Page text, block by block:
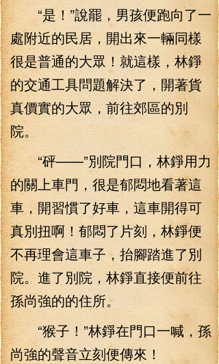
“是！”說罷，男孩便跑向了一
處附近的民居，開出來一輛同樣
很是普通的大眾！就這樣，林錚
的交通工具問題解決了，開著貨
真價實的大眾，前往郊區的別
院。
“砰——”別院門口，林錚用力
的關上車門，很是郁悶地看著這
車，開習慣了好車，這車開得可
真別扭啊！郁悶了片刻，林錚便
不再理會這車子，抬腳踏進了別
院。進了別院，林錚直接便前往
孫尚強的的住所。
“猴子！”林錚在門口一喊，孫
尚強的聲音立刻便傳來！